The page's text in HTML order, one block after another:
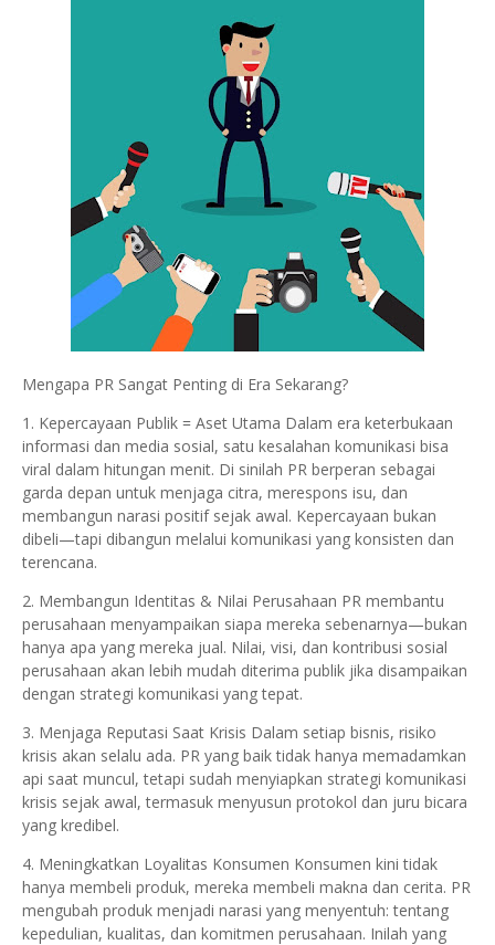
Mengapa PR Sangat Penting di Era Sekarang?
1. Kepercayaan Publik = Aset Utama Dalam era keterbukaan
informasi dan media sosial, satu kesalahan komunikasi bisa
viral dalam hitungan menit. Di sinilah PR berperan sebagai
garda depan untuk menjaga citra, merespons isu, dan
membangun narasi positif sejak awal. Kepercayaan bukan
dibeli—tapi dibangun melalui komunikasi yang konsisten dan
terencana.
2. Membangun Identitas & Nilai Perusahaan PR membantu
perusahaan menyampaikan siapa mereka sebenarnya—bukan
hanya apa yang mereka jual. Nilai, visi, dan kontribusi sosial
perusahaan akan lebih mudah diterima publik jika disampaikan
dengan strategi komunikasi yang tepat.
3. Menjaga Reputasi Saat Krisis Dalam setiap bisnis, risiko
krisis akan selalu ada. PR yang baik tidak hanya memadamkan
api saat muncul, tetapi sudah menyiapkan strategi komunikasi
krisis sejak awal, termasuk menyusun protokol dan juru bicara
yang kredibel.
4. Meningkatkan Loyalitas Konsumen Konsumen kini tidak
hanya membeli produk, mereka membeli makna dan cerita. PR
mengubah produk menjadi narasi yang menyentuh: tentang
kepedulian, kualitas, dan komitmen perusahaan. Inilah yang